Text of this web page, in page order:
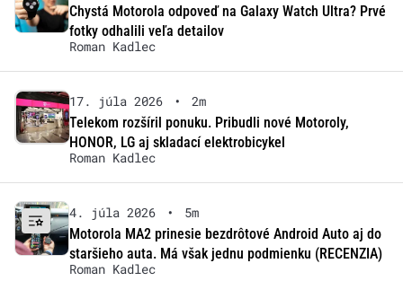
Chystá Motorola odpoveď na Galaxy Watch Ultra? Prvé
fotky odhalili veľa detailov
Roman Kadlec
17. júla 2026 •
2m
Telekom rozšíril ponuku. Pribudli nové Motoroly,
HONOR, LG aj skladací elektrobicykel
Roman Kadlec
4. júla 2026 •
5m
Motorola MA2 prinesie bezdrôtové Android Auto aj do
staršieho auta. Má však jednu podmienku (RECENZIA)
Roman Kadlec